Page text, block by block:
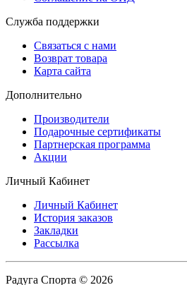
Служба поддержки
Связаться с нами
Возврат товара
Карта сайта
Дополнительно
Производители
Подарочные сертификаты
Партнерская программа
Акции
Личный Кабинет
Личный Кабинет
История заказов
Закладки
Рассылка
Радуга Спорта © 2026